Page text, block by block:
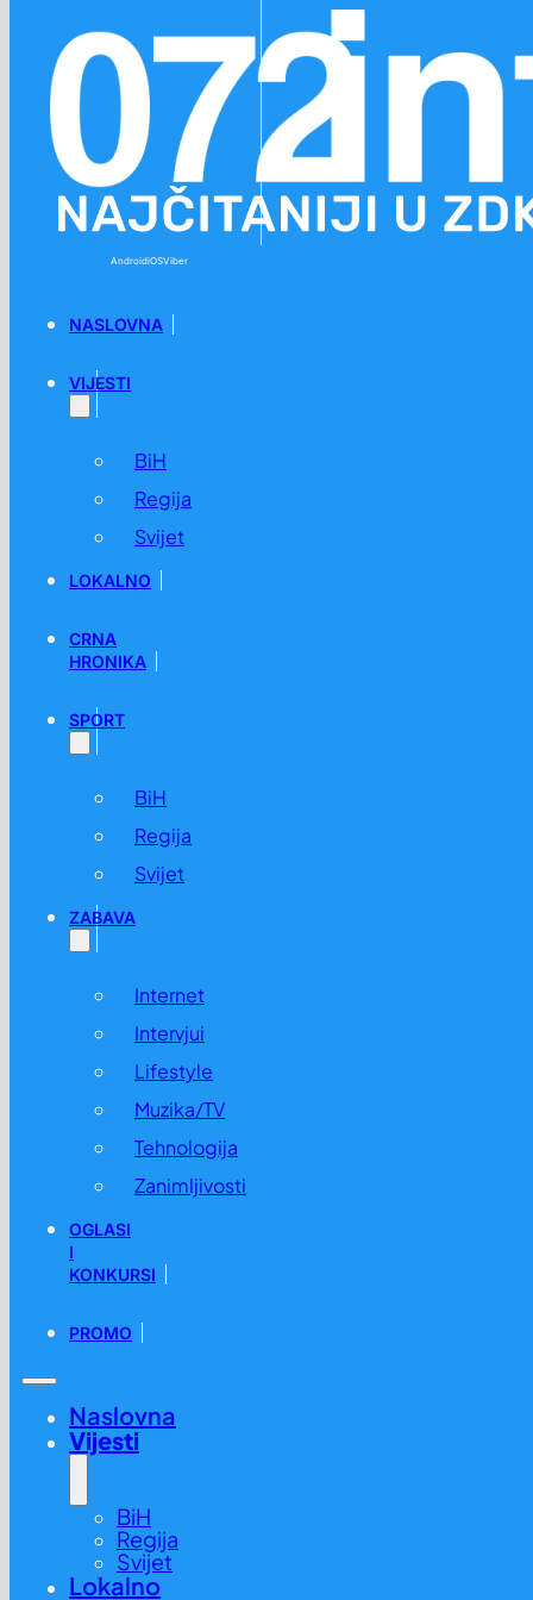
AndroidiOSViber
NASLOVNA
VIJESTI
BiH
Regija
Svijet
LOKALNO
CRNA
HRONIKA
SPORT
BiH
Regija
Svijet
ZABAVA
Internet
Intervjui
Lifestyle
Muzika/TV
Tehnologija
Zanimljivosti
OGLASI
I
KONKURSI
PROMO
Naslovna
Vijesti
BiH
Regija
Svijet
Lokalno